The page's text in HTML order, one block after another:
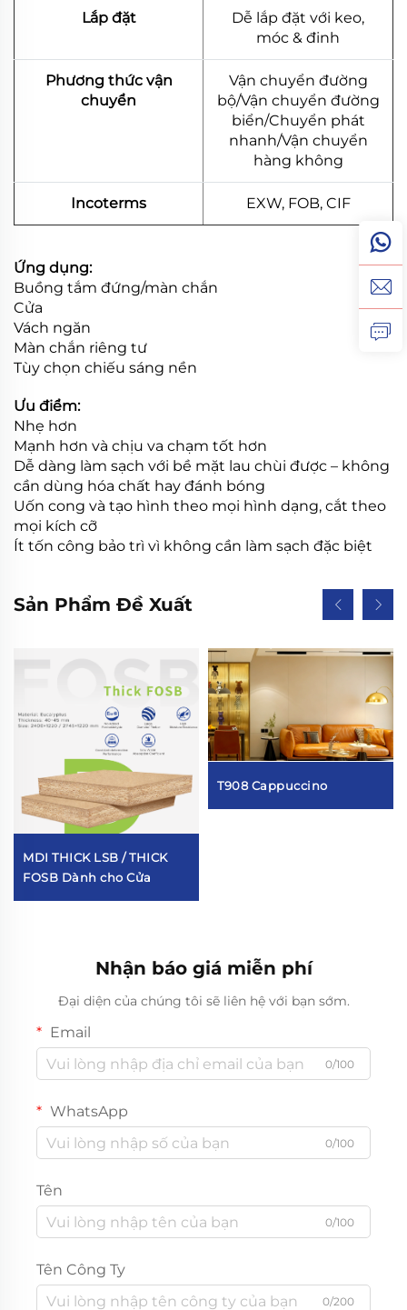
Lắp đặt
Dễ lắp đặt với keo,
móc & đinh
Phương thức vận
chuyển
Vận chuyển đường
bộ/Vận chuyển đường
biển/Chuyển phát
nhanh/Vận chuyển
hàng không
Incoterms EXW, FOB, CIF
Ứng dụng:
Buồng tắm đứng/màn chắn
Cửa
Vách ngăn
Màn chắn riêng tư
Tùy chọn chiếu sáng nền
Ưu điểm:
Nhẹ hơn
Mạnh hơn và chịu va chạm tốt hơn
Dễ dàng làm sạch với bề mặt lau chùi được – không
cần dùng hóa chất hay đánh bóng
Uốn cong và tạo hình theo mọi hình dạng, cắt theo
mọi kích cỡ
Ít tốn công bảo trì vì không cần làm sạch đặc biệt
Sản Phẩm Đề Xuất
MDI THICK LSB / THICK
FOSB Dành cho Cửa
T908 Cappuccino
Nhận báo giá miễn phí
Đại diện của chúng tôi sẽ liên hệ với bạn sớm.
Email
0/100
WhatsApp
0/100
Tên
0/100
Tên Công Ty
0/200